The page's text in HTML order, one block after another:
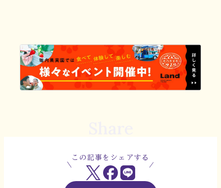
この記事をシェアする